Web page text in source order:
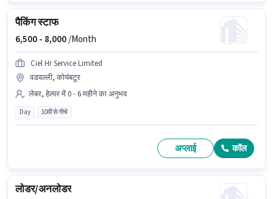
पैकिंग स्टाफ
6,500 - 8,000/Month
Ciel Hr Service Limited
वडवल्ली, कोयंबटूर
लेबर, हेल्पर में 0 - 6 महीने का अनुभव
Day 10वीं से नीचे
अप्लाई कॉल
लोडर/अनलोडर